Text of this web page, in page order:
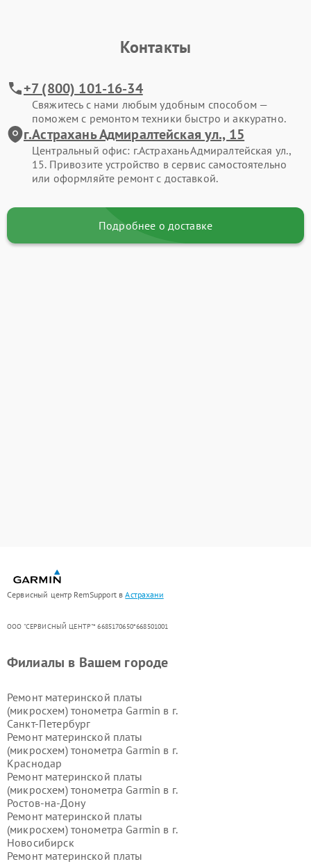
Контакты
+7 (800) 101-16-34
Свяжитесь с нами любым удобным способом —
поможем с ремонтом техники быстро и аккуратно.
г.Астрахань Адмиралтейская ул., 15
Центральный офис: г.Астрахань Адмиралтейская ул.,
15. Привозите устройство в сервис самостоятельно
или оформляйте ремонт с доставкой.
Подробнее о доставке
Сервисный центр RemSupport вАстрахани
ООО "СЕРВИСНЫЙ ЦЕНТР"* 6685170650*668501001
Филиалы в Вашем городе
Ремонт материнской платы
(микросхем) тонометра Garmin в г.
Санкт-Петербург
Ремонт материнской платы
(микросхем) тонометра Garmin в г.
Краснодар
Ремонт материнской платы
(микросхем) тонометра Garmin в г.
Ростов-на-Дону
Ремонт материнской платы
(микросхем) тонометра Garmin в г.
Новосибирск
Ремонт материнской платы